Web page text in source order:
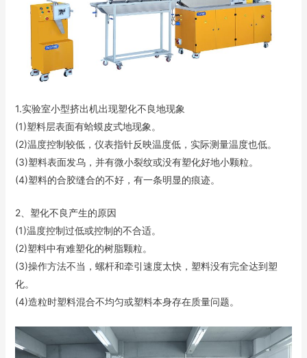
1.实验室小型挤出机出现塑化不良地现象
(1)塑料层表面有蛤蟆皮式地现象。
(2)温度控制较低，仪表指针反映温度低，实际测量温度也低。
(3)塑料表面发乌，并有微小裂纹或没有塑化好地小颗粒。
(4)塑料的合胶缝合的不好，有一条明显的痕迹。
2、塑化不良产生的原因
(1)温度控制过低或控制的不合适。
(2)塑料中有难塑化的树脂颗粒。
(3)操作方法不当，螺杆和牵引速度太快，塑料没有完全达到塑
化。
(4)造粒时塑料混合不均匀或塑料本身存在质量问题。